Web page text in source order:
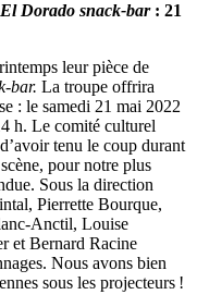
El Dorado snack-bar : 21
leur pièce de
bar. La troupe offrira
: le samedi 21 mai 2022
h. Le comité culturel
tenu le coup durant
pour notre plus
Sous la direction
Pierrette Bourque,
Anctil, Louise
et Bernard Racine
Nous avons bien
sous les projecteurs !